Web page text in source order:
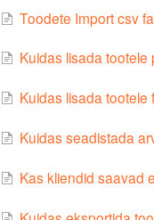
Toodete Import csv
Kuidas lisada tootele
Kuidas lisada tootele
Kuidas seadistada
Kas kliendid saavad